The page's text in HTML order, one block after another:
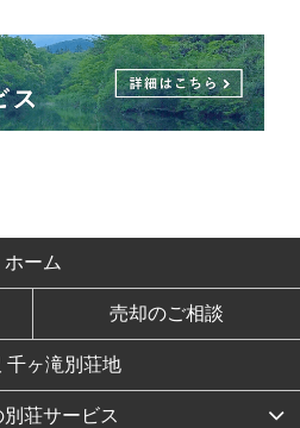
ホーム
売却のご相談
千ヶ滝別荘地
荘サービス